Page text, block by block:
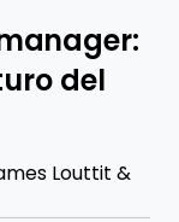
del
Louttit &